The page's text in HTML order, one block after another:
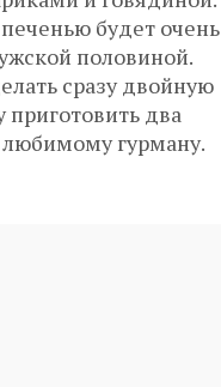
будет очень
половиной.
сразу двойную
два
гурману.